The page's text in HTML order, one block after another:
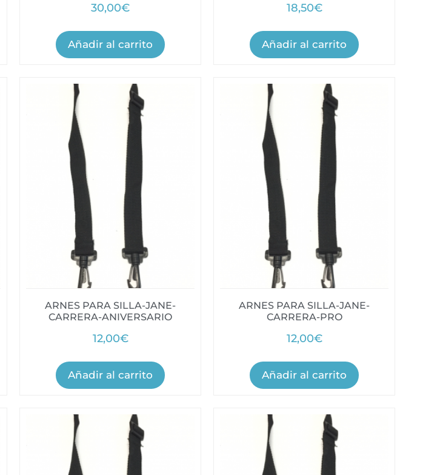
30,00€
Añadir al carrito
18,50€
Añadir al carrito
ARNES PARA SILLA-JANE-
CARRERA-ANIVERSARIO
12,00€
Añadir al carrito
ARNES PARA SILLA-JANE-
CARRERA-PRO
12,00€
Añadir al carrito